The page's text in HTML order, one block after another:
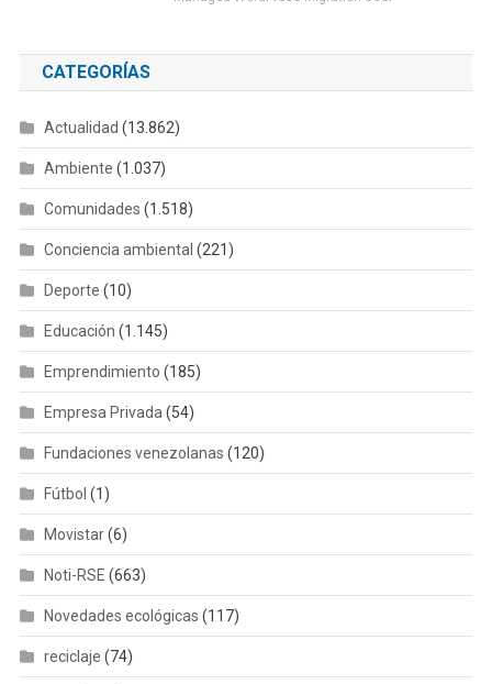
CATEGORÍAS
Actualidad (13.862)
Ambiente (1.037)
Comunidades (1.518)
Conciencia ambiental (221)
Deporte (10)
Educación (1.145)
Emprendimiento (185)
Empresa Privada (54)
Fundaciones venezolanas (120)
Fútbol (1)
Movistar(6)
Noti-RSE (663)
Novedades ecológicas (117)
reciclaje (74)